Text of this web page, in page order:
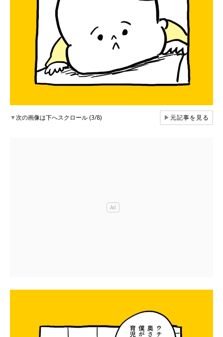
▼次の画像は下へスクロール (3/8) ▶元記事を見る